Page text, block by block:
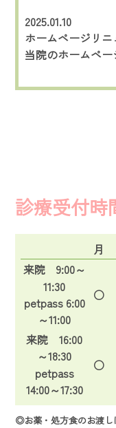
2025.01.10
ホームページリ
当院のホームペー
診療受付時
月
来院 9:00～
11:30
petpass 6:00
～11:00
○
来院 16:00
～18:30
petpass
14:00～17:30
○
◎お薬・処方食のお渡し